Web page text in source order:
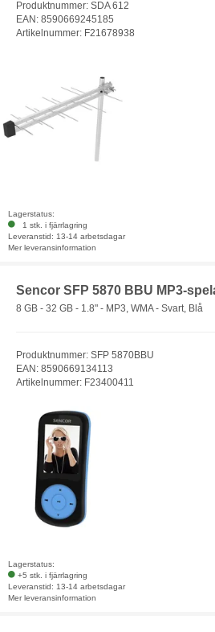
Produktnummer: SDA 612
EAN: 8590669245185
Artikelnummer: F21678938
Lagerstatus:
1 stk. i fjärrlagring
Leveranstid: 13-14 arbetsdagar
Mer leveransinformation
Sencor SFP 5870 BBU MP3-
8 GB - 32 GB - 1.8" - MP3, WMA - Svart, Blå
Produktnummer: SFP 5870BBU
EAN: 8590669134113
Artikelnummer: F23400411
Lagerstatus:
+5 stk. i fjärrlagring
Leveranstid: 13-14 arbetsdagar
Mer leveransinformation